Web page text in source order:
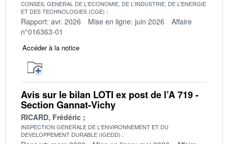
CONSEIL GENERAL DE L'ECONOMIE, DE L'INDUSTRIE, DE L'ENERGIE
ET DES TECHNOLOGIES (CGE)
Rapport: avr. 2026 Mise en ligne: juin 2026
Affaire
n°016363-01
Accéder à la notice
Avis sur le bilan LOTI ex post de l’A 719 -
Section Gannat-Vichy
RICARD, Frédéric
INSPECTION GENERALE DE L'ENVIRONNEMENT ET DU
DEVELOPPEMENT DURABLE (IGEDD)